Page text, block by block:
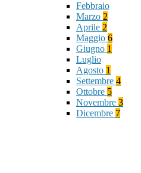
Febbraio
Marzo 2
Aprile 2
Maggio 6
Giugno 1
Luglio
Agosto 1
Settembre 4
Ottobre 5
Novembre 3
Dicembre 7